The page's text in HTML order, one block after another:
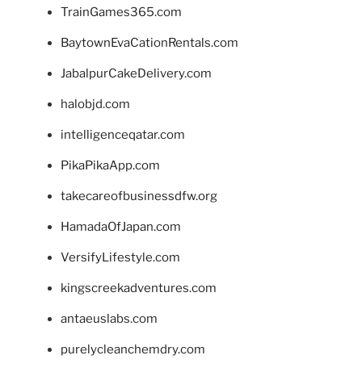
TrainGames365.com
BaytownEvaCationRentals.com
JabalpurCakeDelivery.com
halobjd.com
intelligenceqatar.com
PikaPikaApp.com
takecareofbusinessdfw.org
HamadaOfJapan.com
VersifyLifestyle.com
kingscreekadventures.com
antaeuslabs.com
purelycleanchemdry.com